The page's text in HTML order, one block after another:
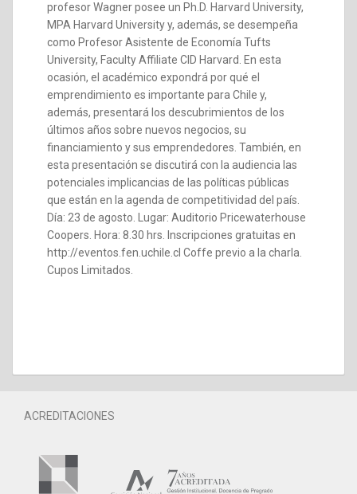
profesor Wagner posee un Ph.D. Harvard University,
MPA Harvard University y, además, se desempeña
como Profesor Asistente de Economía Tufts
University, Faculty Affiliate CID Harvard. En esta
ocasión, el académico expondrá por qué el
emprendimiento es importante para Chile y,
además, presentará los descubrimientos de los
últimos años sobre nuevos negocios, su
financiamiento y sus emprendedores. También, en
esta presentación se discutirá con la audiencia las
potenciales implicancias de las políticas públicas
que están en la agenda de competitividad del país.
Día: 23 de agosto. Lugar: Auditorio Pricewaterhouse
Coopers. Hora: 8.30 hrs. Inscripciones gratuitas en
http://eventos.fen.uchile.cl Coffe previo a la charla.
Cupos Limitados.
ACREDITACIONES